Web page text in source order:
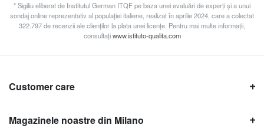
* Sigiliu eliberat de Institutul German ITQF pe baza unei evaluări de experți și a unui
sondaj online reprezentativ al populației italiene, realizat în aprilie 2024, care a colectat
322.797 de recenzii ale clienților la plata unei licențe. Pentru mai multe informații,
consultațiwww.istituto-qualita.com
Customer care
Magazinele noastre din Milano